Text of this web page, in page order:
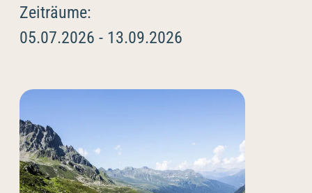
Zeiträume:
05.07.2026 - 13.09.2026